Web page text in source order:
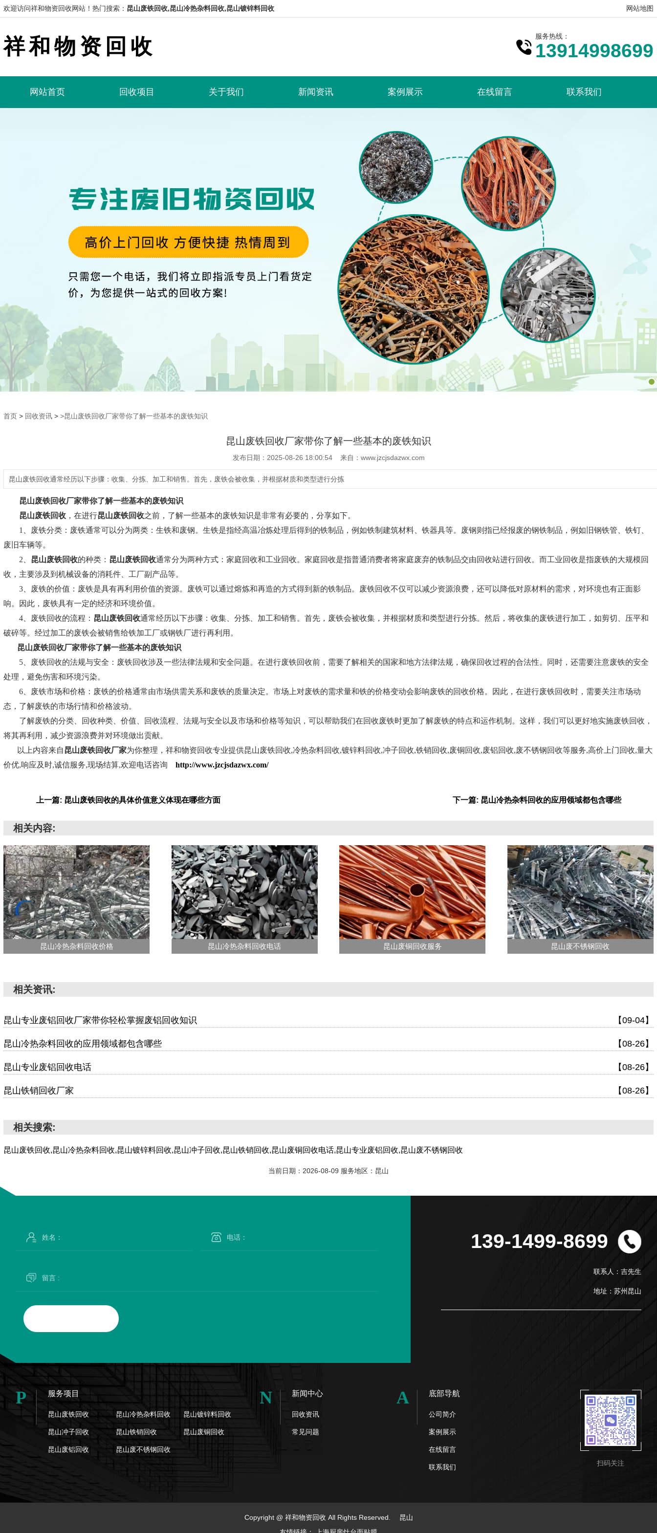
欢迎访问祥和物资回收网站！ 热门搜索： 昆山废铁回收,昆山冷热杂料回收,昆山镀锌料回收 网站地图
祥和物资回收 服务热线：
13914998699
网站首页 回收项目 关于我们 新闻资讯 案例展示 在线留言 联系我们
首页 > 回收资讯 > >昆山废铁回收厂家带你了解一些基本的废铁知识
昆山废铁回收厂家带你了解一些基本的废铁知识
发布日期：2025-08-26 18:00:54 来自：www.jzcjsdazwx.com
昆山废铁回收通常经历以下步骤：收集、分拣、加工和销售。首先，废铁会被收集，并根据材质和类型进行分拣
昆山废铁回收厂家带你了解一些基本的废铁知识
昆山废铁回收 ，在进行昆山废铁回收之前，了解一些基本的废铁知识是非常有必要的，分享如下。
1、废铁分类：废铁通常可以分为两类：生铁和废钢。生铁是指经高温冶炼处理后得到的铁制品，例如铁制建筑材料、铁器具等。废钢则指已经报废的钢铁制品，例如旧钢铁管、铁钉、
废旧车辆等。
2、 昆山废铁回收的种类： 昆山废铁回收通常分为两种方式：家庭回收和工业回收。家庭回收是指普通消费者将家庭废弃的铁制品交由回收站进行回收。而工业回收是指废铁的大规模回
收，主要涉及到机械设备的消耗件、工厂副产品等。
3、废铁的价值：废铁是具有再利用价值的资源。废铁可以通过熔炼和再造的方式得到新的铁制品。废铁回收不仅可以减少资源浪费，还可以降低对原材料的需求，对环境也有正面影
响。因此，废铁具有一定的经济和环境价值。
4、废铁回收的流程： 昆山废铁回收通常经历以下步骤：收集、分拣、加工和销售。首先，废铁会被收集，并根据材质和类型进行分拣。然后，将收集的废铁进行加工，如剪切、压平和
破碎等。经过加工的废铁会被销售给铁加工厂或钢铁厂进行再利用。
昆山废铁回收厂家带你了解一些基本的废铁知识
5、废铁回收的法规与安全：废铁回收涉及一些法律法规和安全问题。在进行废铁回收前，需要了解相关的国家和地方法律法规，确保回收过程的合法性。同时，还需要注意废铁的安全
处理，避免伤害和环境污染。
6、废铁市场和价格：废铁的价格通常由市场供需关系和废铁的质量决定。市场上对废铁的需求量和铁的价格变动会影响废铁的回收价格。因此，在进行废铁回收时，需要关注市场动
态，了解废铁的市场行情和价格波动。
了解废铁的分类、回收种类、价值、回收流程、法规与安全以及市场和价格等知识，可以帮助我们在回收废铁时更加了解废铁的特点和运作机制。这样，我们可以更好地实施废铁回收，
将其再利用，减少资源浪费并对环境做出贡献。
以上内容来自昆山废铁回收厂家为你整理，祥和物资回收专业提供昆山废铁回收,冷热杂料回收,镀锌料回收,冲子回收,铁销回收,废铜回收,废铝回收,废不锈钢回收等服务,高价上门回收,量大
价优,响应及时,诚信服务,现场结算,欢迎电话咨询 http://www.jzcjsdazwx.com/
上一篇: 昆山废铁回收的具体价值意义体现在哪些方面 下一篇: 昆山冷热杂料回收的应用领域都包含哪些
相关内容:
昆山冷热杂料回收价格 昆山冷热杂料回收电话 昆山废铜回收服务 昆山废不锈钢回收
相关资讯:
昆山专业废铝回收厂家带你轻松掌握废铝回收知识 【09-04】
昆山冷热杂料回收的应用领域都包含哪些 【08-26】
昆山专业废铝回收电话 【08-26】
昆山铁销回收厂家 【08-26】
相关搜索:
昆山废铁回收,昆山冷热杂料回收,昆山镀锌料回收,昆山冲子回收,昆山铁销回收,昆山废铜回收电话,昆山专业废铝回收,昆山废不锈钢回收
当前日期：2026-08-09 服务地区：昆山
139-1499-8699
联系人：吉先生
地址：苏州昆山
服务项目
P
昆山废铁回收 昆山冷热杂料回收 昆山镀锌料回收
昆山冲子回收 昆山铁销回收 昆山废铜回收
昆山废铝回收 昆山废不锈钢回收
新闻中心
N
回收资讯
常见问题
底部导航
A
公司简介
案例展示
在线留言
联系我们 扫码关注
Copyright @ 祥和物资回收 All Rights Reserved. 昆山